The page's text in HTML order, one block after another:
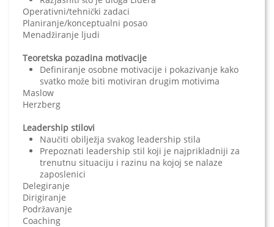
Operativni/tehnički zadaci
Planiranje/konceptualni posao
Menadžiranje ljudi
Teoretska pozadina motivacije
Definiranje osobne motivacije i pokazivanje kako
svatko može biti motiviran drugim motivima
Maslow
Herzberg
Leadership stilovi
Naučiti obilježja svakog leadership stila
Prepoznati leadership stil koji je najprikladniji za
trenutnu situaciju i razinu na kojoj se nalaze
zaposlenici
Delegiranje
Dirigiranje
Podržavanje
Coaching